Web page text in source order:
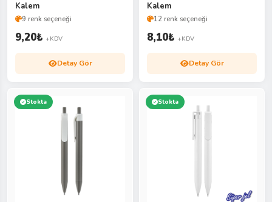
Kalem
9 renk seçeneği
9,20₺ +KDV
Detay Gör
Kalem
12 renk seçeneği
8,10₺ +KDV
Detay Gör
Stokta Stokta